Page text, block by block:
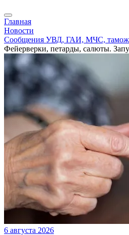
Главная
Новости
Сообщения УВД, ГАИ, МЧС,
Фейерверки, петарды, салюты.
6 августа 2026